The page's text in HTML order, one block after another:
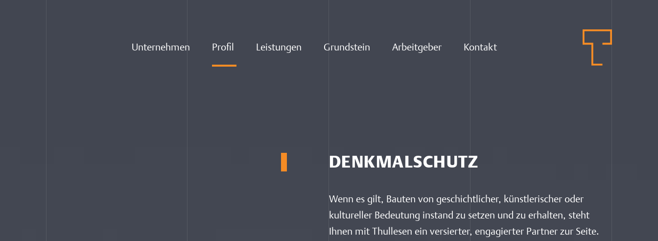
Unternehmen Profil Leistungen Grundstein Arbeitgeber Kontakt
DENKMALSCHUTZ
Wenn es gilt, Bauten von geschichtlicher, künstlerischer oder
kultureller Bedeutung instand zu setzen und zu erhalten, steht
Ihnen mit Thullesen ein versierter, engagierter Partner zur Seite.